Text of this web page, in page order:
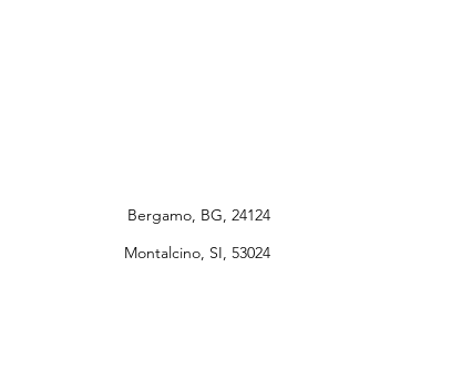
Bergamo, BG, 24124
Montalcino, SI, 53024